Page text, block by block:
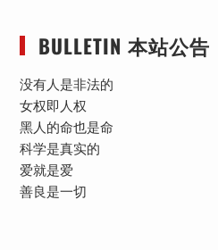
BULLETIN 本站公告
没有人是非法的
女权即人权
黑人的命也是命
科学是真实的
爱就是爱
善良是一切